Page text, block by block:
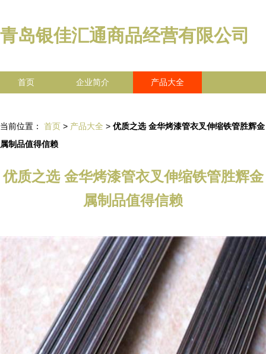
青岛银佳汇通商品经营有限公司
首页 企业简介 产品大全
当前位置： 首页 > 产品大全 > 优质之选 金华烤漆管衣叉伸缩铁管胜辉金
属制品值得信赖
优质之选 金华烤漆管衣叉伸缩铁管胜辉金
属制品值得信赖